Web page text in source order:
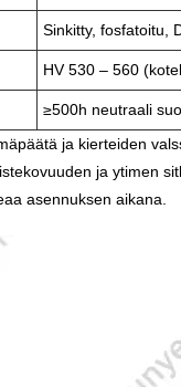
Sinkitty, fosfatoitu,
HV 530 – 560
≥500h neutraali
ja kierteiden
ja ytimen
asennuksen aikana.